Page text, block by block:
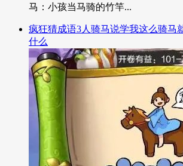
马：小孩当马骑的竹竿...
疯狂猜成语3人骑马说学我这么骑马
什么